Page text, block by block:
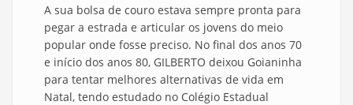
A sua bolsa de couro estava sempre pronta para
pegar a estrada e articular os jovens do meio
popular onde fosse preciso. No final dos anos 70
e início dos anos 80, GILBERTO deixou Goianinha
para tentar melhores alternativas de vida em
Natal, tendo estudado no Colégio Estadual